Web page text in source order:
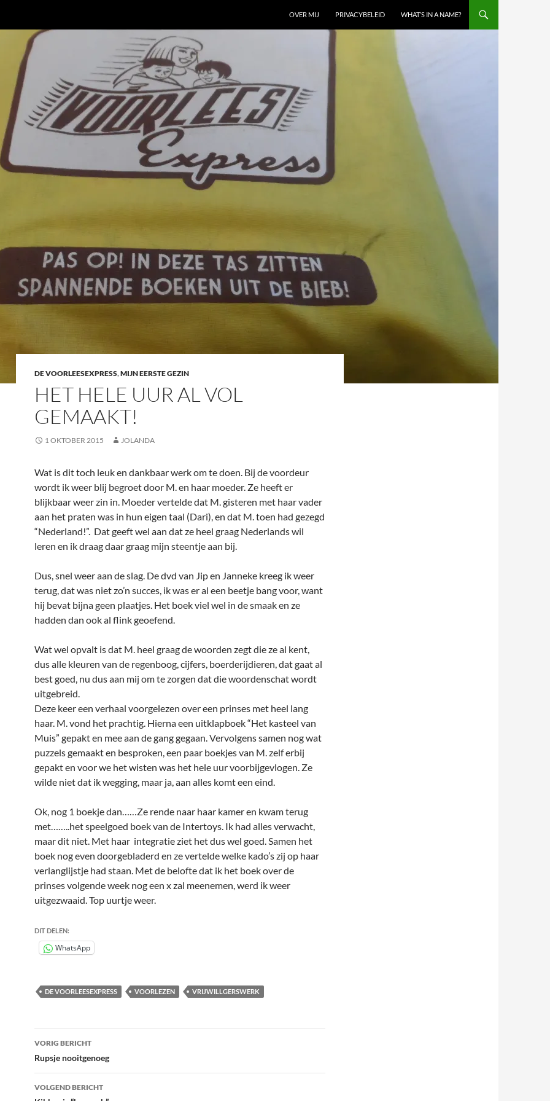
OVER MIJ PRIVACYBELEID WHAT’S IN A NAME?
DE VOORLEESEXPRESS,MIJN EERSTE GEZIN
HET HELE UUR AL VOL
GEMAAKT!
1 OKTOBER 2015 JOLANDA
Wat is dit toch leuk en dankbaar werk om te doen. Bij de voordeur
wordt ik weer blij begroet door M. en haar moeder. Ze heeft er
blijkbaar weer zin in. Moeder vertelde dat M. gisteren met haar vader
aan het praten was in hun eigen taal (Dari), en dat M. toen had gezegd
“Nederland!”. Dat geeft wel aan dat ze heel graag Nederlands wil
leren en ik draag daar graag mijn steentje aan bij.
Dus, snel weer aan de slag. De dvd van Jip en Janneke kreeg ik weer
terug, dat was niet zo’n succes, ik was er al een beetje bang voor, want
hij bevat bijna geen plaatjes. Het boek viel wel in de smaak en ze
hadden dan ook al flink geoefend.
Wat wel opvalt is dat M. heel graag de woorden zegt die ze al kent,
dus alle kleuren van de regenboog, cijfers, boerderijdieren, dat gaat al
best goed, nu dus aan mij om te zorgen dat die woordenschat wordt
uitgebreid.
Deze keer een verhaal voorgelezen over een prinses met heel lang
haar. M. vond het prachtig. Hierna een uitklapboek “Het kasteel van
Muis” gepakt en mee aan de gang gegaan. Vervolgens samen nog wat
puzzels gemaakt en besproken, een paar boekjes van M. zelf erbij
gepakt en voor we het wisten was het hele uur voorbijgevlogen. Ze
wilde niet dat ik wegging, maar ja, aan alles komt een eind.
Ok, nog 1 boekje dan……Ze rende naar haar kamer en kwam terug
met……..het speelgoed boek van de Intertoys. Ik had alles verwacht,
maar dit niet. Met haar integratie ziet het dus wel goed. Samen het
boek nog even doorgebladerd en ze vertelde welke kado’s zij op haar
verlanglijstje had staan. Met de belofte dat ik het boek over de
prinses volgende week nog een x zal meenemen, werd ik weer
uitgezwaaid. Top uurtje weer.
DIT DELEN:
WhatsApp
DE VOORLEESEXPRESS VOORLEZEN VRIJWILLGERSWERK
Bericht
navigatie
VORIG BERICHT
Rupsje nooitgenoeg
VOLGEND BERICHT